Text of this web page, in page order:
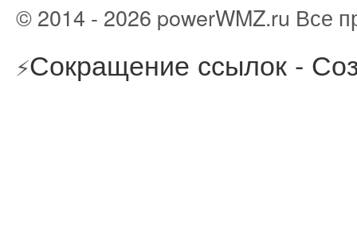
© 2014 - 2026 powerWMZ.ru Все
⚡Сокращение ссылок -